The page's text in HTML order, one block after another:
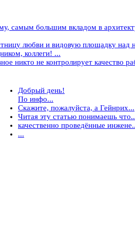
самым большим вкладом в
любви и видовую площадку над
коллеги! ...
никто не контролирует качество
Добрый день!
По инфо...
Скажите, пожалуйста, а Гейнрих...
Читая эту статью понимаешь
качественно проведённые
...